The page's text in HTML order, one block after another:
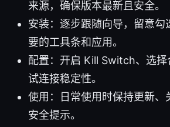
来源，确保版本最新且安全。
安装：逐步跟随向导，留意勾
要的工具条和应用。
配置：开启 Kill Switch、选择
试连接稳定性。
使用：日常使用时保持更新、
安全提示。